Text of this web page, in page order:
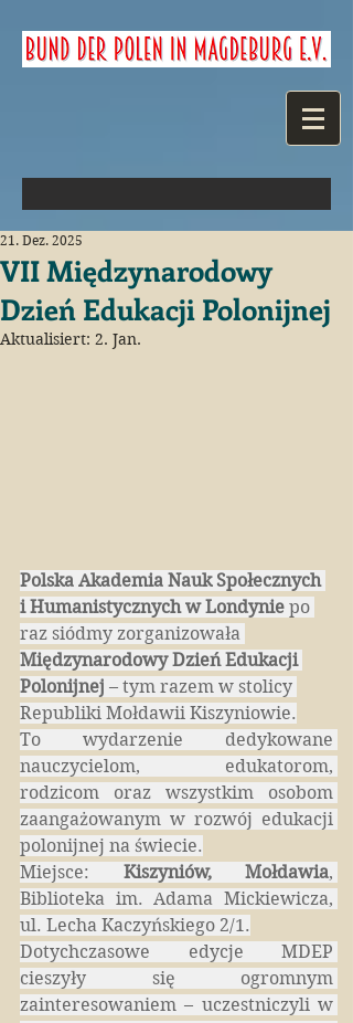
VII Międzynarodowy
Dzień Edukacji Polonijnej
21. Dez. 2025
Aktualisiert: 2. Jan.
Polska Akademia Nauk Społecznych
i Humanistycznych w Londynie po
raz siódmy zorganizowała
Międzynarodowy Dzień Edukacji
Polonijnej – tym razem w stolicy
Republiki Mołdawii Kiszyniowie.
To wydarzenie dedykowane
nauczycielom, edukatorom,
rodzicom oraz wszystkim osobom
zaangażowanym w rozwój edukacji
polonijnej na świecie.
Miejsce: Kiszyniów, Mołdawia,
Biblioteka im. Adama Mickiewicza,
ul. Lecha Kaczyńskiego 2/1.
Dotychczasowe edycje MDEP
cieszyły się ogromnym
zainteresowaniem – uczestniczyli w